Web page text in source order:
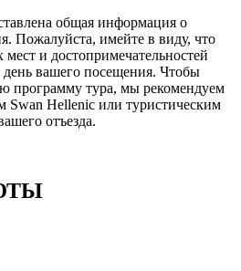
общая информация о
Пожалуйста, имейте в виду, что
и достопримечательностей
вашего посещения. Чтобы
программу тура, мы рекомендуем
Swan Hellenic или туристическим
отъезда.